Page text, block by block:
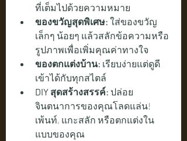
ที่เต็มไปด้วยความหมาย
ของขวัญสุดพิเศษ: ใส่ของขวัญ
เล็กๆ น้อยๆ แล้วสลักข้อความหรือ
รูปภาพเพื่อเพิ่มคุณค่าทางใจ
ของตกแต่งบ้าน: เรียบง่ายแต่ดูดี
เข้าได้กับทุกสไตล์
DIY สุดสร้างสรรค์: ปล่อย
จินตนาการของคุณโลดแล่น!
เพ้นท์, แกะสลัก หรือตกแต่งใน
แบบของคุณ